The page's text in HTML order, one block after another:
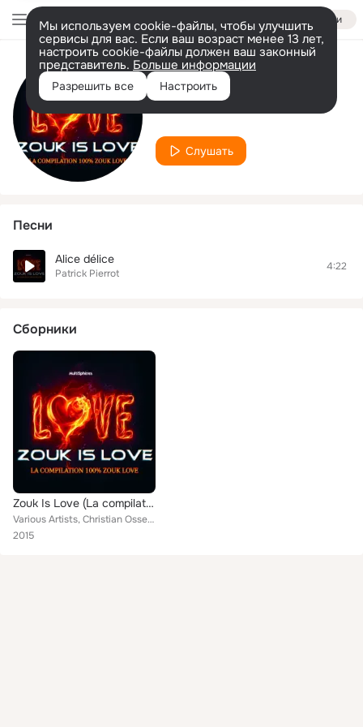
Войти
Мы используем cookie-файлы, чтобы улучшить
сервисы для вас. Если ваш возраст менее 13 лет,
настроить cookie-файлы должен ваш законный
представитель. Больше информации
Разрешить все Настроить
Исполнитель
Patrick Pierrot
Слушать
Песни
Alice délice
Patrick Pierrot
4:22
Сборники
Zouk Is Love (La compilation 100% Zouk)
Various Artists, Christian Osseux, Victor Delver, IIayn Henri, No'vice, Luc Guillaume, Audrey Ribal, Ilayn Henri, Patrick Pierro...
2015